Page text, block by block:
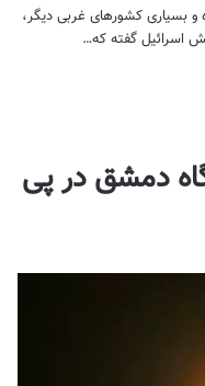
و بسیاری کشورهای غربی دیگر،
اسرائیل گفته که…
دمشق در پی